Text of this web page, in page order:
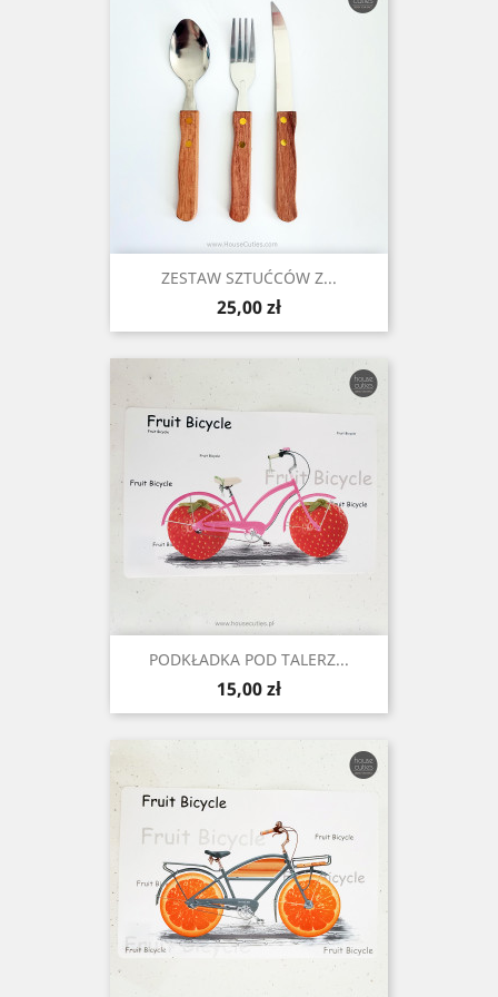
ZESTAW SZTUĆCÓW Z...
Cena
25,00 zł
PODKŁADKA POD TALERZ...
Cena
15,00 zł